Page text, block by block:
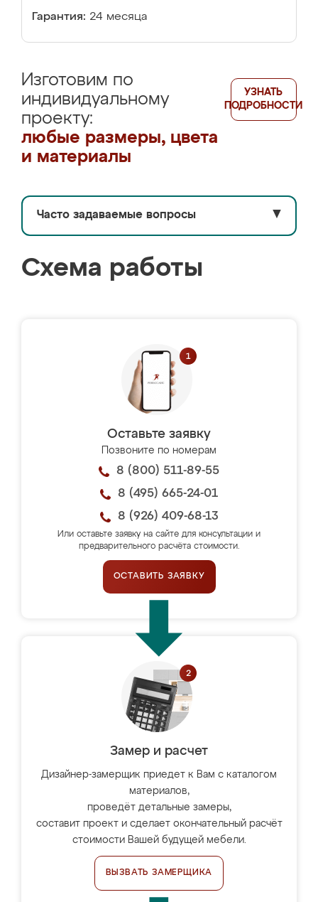
Гарантия: 24 месяца
Изготовим по
индивидуальному
проекту:
любые размеры, цвета
и материалы
УЗНАТЬ
ПОДРОБНОСТИ
Часто задаваемые вопросы ▼
Схема работы
Оставьте заявку
Позвоните по номерам
8 (800) 511-89-55
8 (495) 665-24-01
8 (926) 409-68-13
Или оставьте заявку на сайте для консультации и
предварительного расчёта стоимости.
ОСТАВИТЬ ЗАЯВКУ
Замер и расчет
Дизайнер-замерщик приедет к Вам с каталогом
материалов,
проведёт детальные замеры,
составит проект и сделает окончательный расчёт
стоимости Вашей будущей мебели.
ВЫЗВАТЬ ЗАМЕРЩИКА